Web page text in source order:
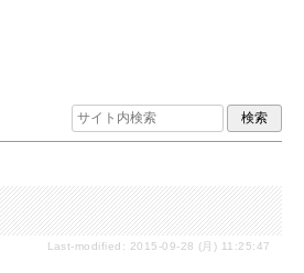
Last-modified: 2015-09-28 (月) 11:25:47